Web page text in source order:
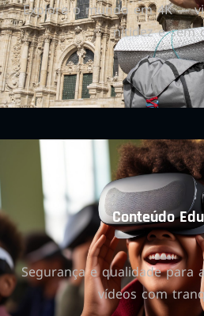
Explore o mundo em 4K —
nitidez e sem
Conteúdo
Segurança e qualidade para
vídeos com